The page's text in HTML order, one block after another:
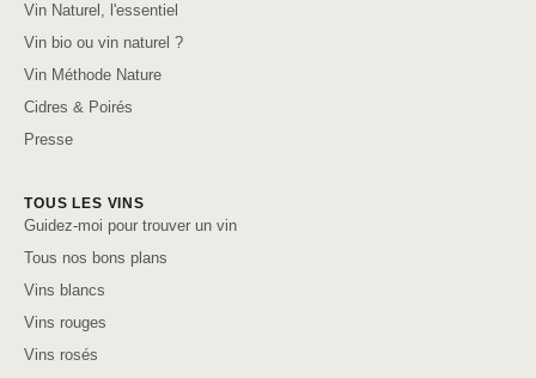
Vin Naturel, l'essentiel
Vin bio ou vin naturel ?
Vin Méthode Nature
Cidres & Poirés
Presse
TOUS LES VINS
Guidez-moi pour trouver un vin
Tous nos bons plans
Vins blancs
Vins rouges
Vins rosés